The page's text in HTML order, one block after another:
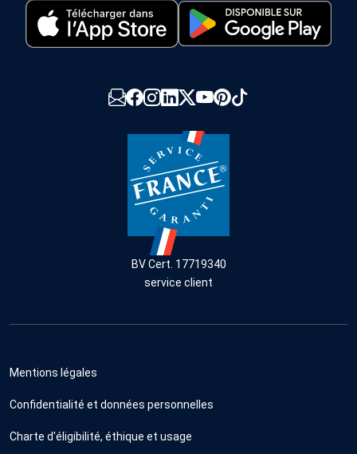
BV Cert. 17719340
service client
Mentions légales
Confidentialité et données personnelles
Charte d'éligibilité, éthique et usage